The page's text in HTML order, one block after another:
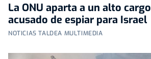
La ONU aparta a un alto
acusado de espiar para Israel
NOTICIAS TALDEA MULTIMEDIA